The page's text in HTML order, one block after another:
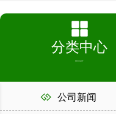
分类中心
PRODUCT
公司新闻